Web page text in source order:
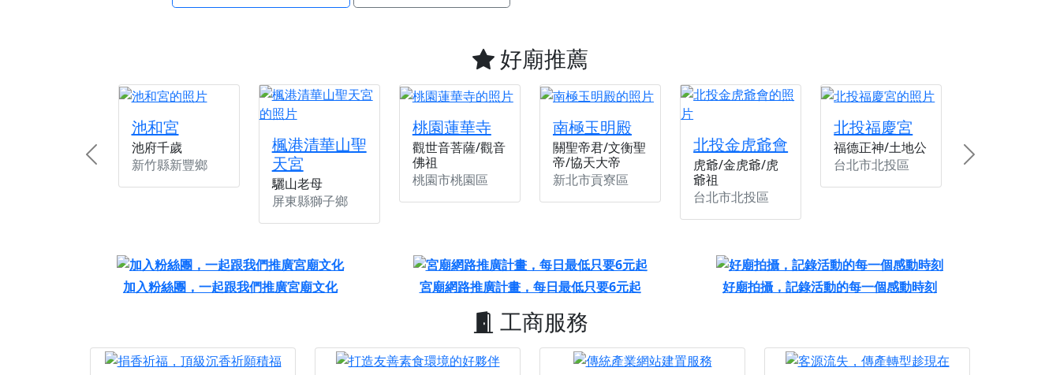
好廟推薦
池和宮
池府千歲
新竹縣新豐鄉
楓港清華山聖
天宮
驪山老母
屏東縣獅子鄉
桃園蓮華寺
觀世音菩薩/觀音
佛祖
桃園市桃園區
南極玉明殿
關聖帝君/文衡聖
帝/協天大帝
新北市貢寮區
北投金虎爺會
虎爺/金虎爺/虎
爺祖
台北市北投區
北投福慶宮
福德正神/土地公
台北市北投區
Previous Next
加入粉絲團，一起跟我們推廣宮廟文化 宮廟網路推廣計畫，每日最低只要6元起 好廟拍攝，記錄活動的每一個感動時刻
工商服務